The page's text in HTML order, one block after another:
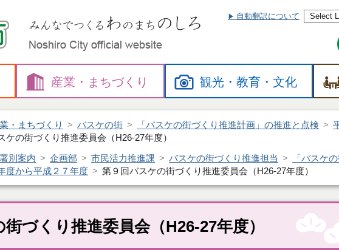
自動翻訳について
産業・ まちづくり 観光・教育・文化
・まちづくり バスケの街 「バスケの街づくり推進計画」の推進と点検
ケの街づくり推進委員会（H26-27年度）
別案内 企画部 市民活力推進課 バスケの街づくり推進担当
「バスケ
度から平成２７年度
第９回バスケの街づくり推進委員会（H26-27年度）
づくり推進委員会（H26-27年度）